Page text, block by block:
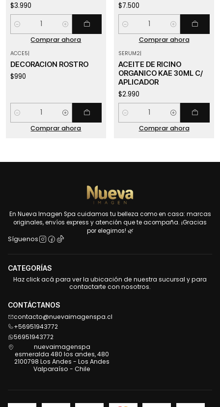
$3.990
Cantidad
Comprar ahora
$7.500
Cantidad
Comprar ahora
ACCE5|
DECORACION ROSTRO
$990
Cantidad
Comprar ahora
SERUM2|
ACEITE DE RICINO
ORGANICO KAE 30ML C/
APLICADOR
$2.990
Cantidad
Comprar ahora
En Nueva Imagen Spa cuidamos tu belleza como en casa: marcas
originales, envíos express y atención que te acompaña. ¡Gracias
por elegirnos! 🌿
Síguenos
CATEGORÍAS
Haz click acá para ver la ubicación de nuestra sucursal y para
contactarte con nosotros.
CONTÁCTANOS
contacto@nuevaimagenspa.cl
+56951943772
56951943772
nuevaimagenspa
esmeralda 480 los andes, 480
2100798 Los Andes - Los Andes
Valparaíso - Chile